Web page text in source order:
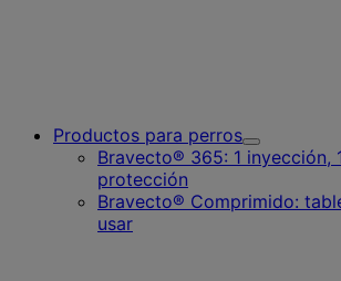
Productos para perros
Toggle
Submenu
Productos
para
Bravecto® 365: 1 inyección,
protección
Bravecto® Comprimido:
usar